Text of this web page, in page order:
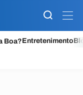
Boa?Entretenimento